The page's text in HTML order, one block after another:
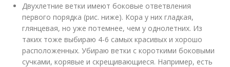
Двухлетние ветки имеют боковые ответвления
первого порядка (рис. ниже). Кора у них гладкая,
глянцевая, но уже потемнее, чем у однолетних. Из
таких тоже выбираю 4-6 самых красивых и хорошо
расположенных. Убираю ветки с короткими боковыми
сучками, корявые и скрещивающиеся. Например, есть